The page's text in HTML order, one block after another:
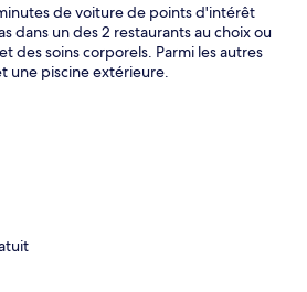
de voiture de points d'intérêt
dans un des 2 restaurants au choix ou
des soins corporels. Parmi les autres
une piscine extérieure.